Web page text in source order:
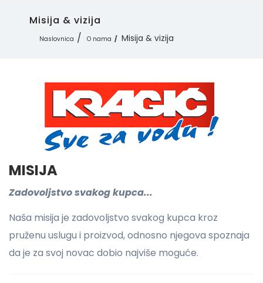
Misija & vizija
Naslovnica O nama Misija & vizija
MISIJA
Zadovoljstvo svakog kupca...
Naša misija je zadovoljstvo svakog kupca kroz
pruženu uslugu i proizvod, odnosno njegova spoznaja
da je za svoj novac dobio najviše moguće.